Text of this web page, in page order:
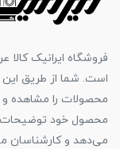
فروشگاه ایرانیک
است. شما از طریق این
محصولات را مشاهده و
محصول خود توضیحات
می‌دهد و کارشناسان